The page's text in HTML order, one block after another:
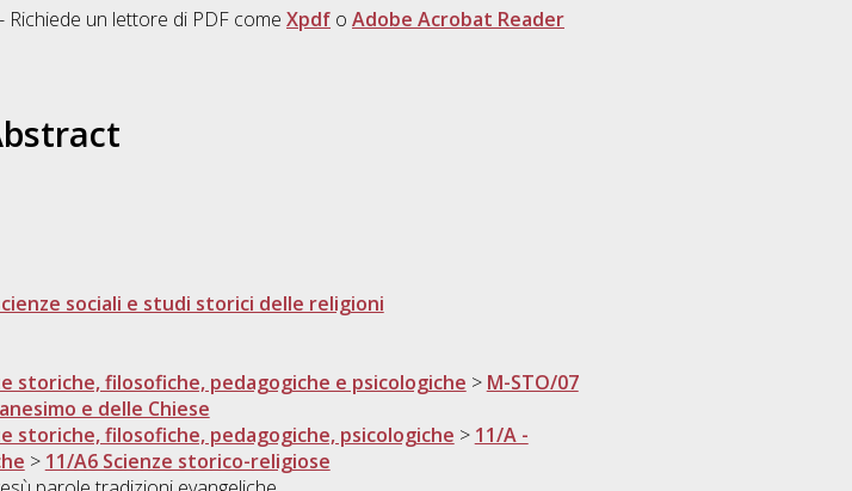
un lettore di PDF come Xpdf o Adobe Acrobat Reader
sociali e studi storici delle religioni
storiche, filosofiche, pedagogiche e psicologiche > M-STO/07
e delle Chiese
storiche, filosofiche, pedagogiche, psicologiche > 11/A -
> 11/A6 Scienze storico-religiose